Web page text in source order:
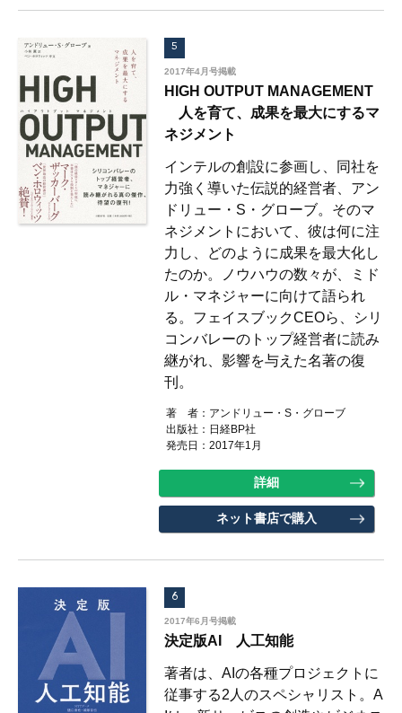
5
2017年4月号掲載
HIGH OUTPUT MANAGEMENT
人を育て、成果を最大にするマ
ネジメント
インテルの創設に参画し、同社を
力強く導いた伝説的経営者、アン
ドリュー・S・グローブ。そのマ
ネジメントにおいて、彼は何に注
力し、どのように成果を最大化し
たのか。ノウハウの数々が、ミド
ル・マネジャーに向けて語られ
る。フェイスブックCEOら、シリ
コンバレーのトップ経営者に読み
継がれ、影響を与えた名著の復
刊。
著 者：アンドリュー・S・グローブ
出版社：日経BP社
発売日：2017年1月
詳細
ネット書店で購入
6
2017年6月号掲載
決定版AI 人工知能
著者は、AIの各種プロジェクトに
従事する2人のスペシャリスト。A